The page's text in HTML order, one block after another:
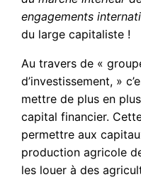
engagements
du large capitaliste !
Au travers de «
d’investissement, »
mettre de plus en
capital financier.
permettre aux
production agricole
les louer à des